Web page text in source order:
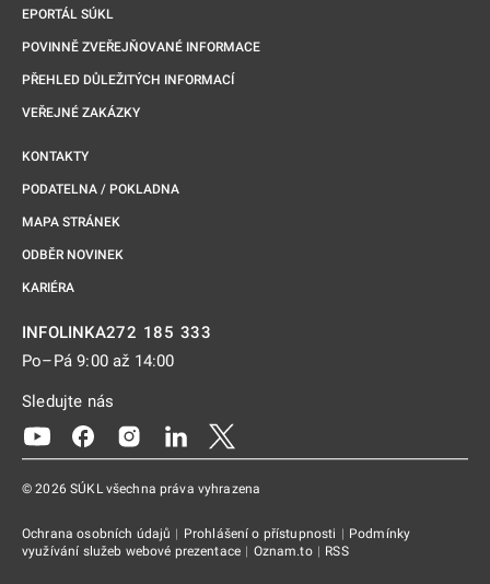
EPORTÁL SÚKL
POVINNĚ ZVEŘEJŇOVANÉ INFORMACE
PŘEHLED DŮLEŽITÝCH INFORMACÍ
VEŘEJNÉ ZAKÁZKY
KONTAKTY
PODATELNA / POKLADNA
MAPA STRÁNEK
ODBĚR NOVINEK
KARIÉRA
INFOLINKA272 185 333
Po–Pá 9:00 až 14:00
Sledujte nás
Odkaz se otevře na nové kartě
Odkaz se otevře na nové kartě
Odkaz se otevře na nové kartě
Odkaz se otevře na nové kartě
© 2026 SÚKL všechna práva vyhrazena
Ochrana osobních údajů | Prohlášení o přístupnosti | Podmínky
využívání služeb webové prezentace | Oznam.to | RSS